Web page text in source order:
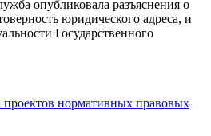
опубликовала разъяснения о
юридического адреса, и
Государственного
нормативных правовых